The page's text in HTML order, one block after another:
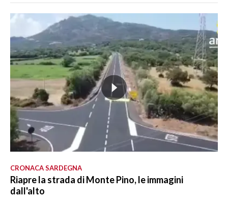
CRONACA SARDEGNA
Riapre la strada di Monte Pino, le immagini
dall'alto